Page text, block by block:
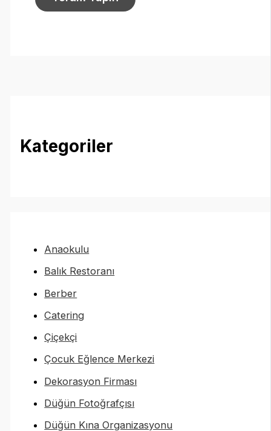
Kategoriler
Anaokulu
Balık Restoranı
Berber
Catering
Çiçekçi
Çocuk Eğlence Merkezi
Dekorasyon Firması
Düğün Fotoğrafçısı
Düğün Kına Organizasyonu